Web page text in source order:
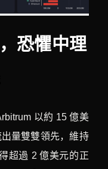
恐懼中理
以約 15 億美
量雙雙領先，維持
超過 2 億美元的正